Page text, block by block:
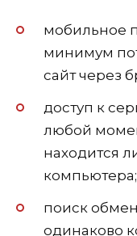
мобильное
минимум
сайт через
доступ к
любой
находится
компьютера;
поиск
одинаково